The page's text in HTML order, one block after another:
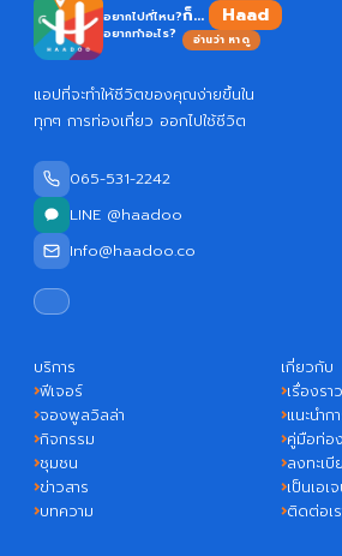
อยากไปที่ไหน?
อยากทำอะไร?
ก็... Haadoo
อ่านว่า หาดู
แอปที่จะทำให้ชีวิตของคุณง่ายขึ้นใน
ทุกๆ การท่องเที่ยว ออกไปใช้ชีวิต
065-531-2242
LINE @haadoo
Info@haadoo.co
บริการ
ฟีเจอร์
จองพูลวิลล่า
กิจกรรม
ชุมชน
ข่าวสาร
บทความ
เกี่ยวกับ
เรื่องรา
แนะนำก
คู่มือท่อ
ลงทะเ
เป็นเอเ
ติดต่อเร